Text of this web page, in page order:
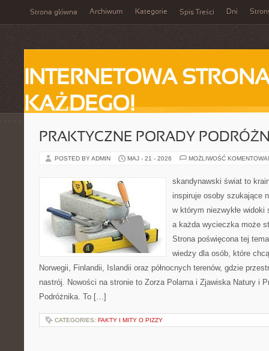
Strona główna Archiwum Kategorie Spis Treści Dni
INTERNETOWA
KAŻDEGO!
PRAKTYCZNE PORADY
POSTED BY ADMIN MAJ - 21 - 2026 MOŻLIWOŚĆ
skandynawski świat to
inspiruje osoby szukające
w którym niezwykłe
a każda wycieczka może
Strona poświęcona tej
wiedzy dla osób, które
Norwegii, Finlandii, Islandii oraz północnych terenów, gdzie
nastrój. Nowości na stronie to Zorza Polarna i Zjawiska Natury i
Podróżnika. To […]
CATEGORIES: FAKTY I MITY O PIZZY